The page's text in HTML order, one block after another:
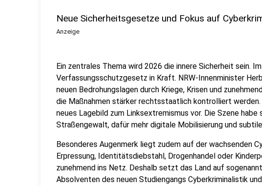
Neue Sicherheitsgesetze und Fokus auf
Anzeige
Ein zentrales Thema wird 2026 die innere Sicherheit sein.
Verfassungsschutzgesetz in Kraft. NRW-Innenminister
neuen Bedrohungslagen durch Kriege, Krisen und
die Maßnahmen stärker rechtsstaatlich kontrolliert
neues Lagebild zum Linksextremismus vor. Die Szene
Straßengewalt, dafür mehr digitale Mobilisierung und
Besonderes Augenmerk liegt zudem auf der wachsenden
Erpressung, Identitätsdiebstahl, Drogenhandel oder
zunehmend ins Netz. Deshalb setzt das Land auf
Absolventen des neuen Studiengangs Cyberkriminalistik